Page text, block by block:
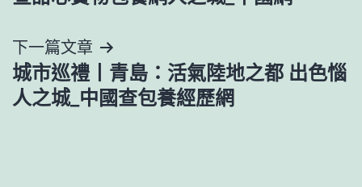
覽
下一篇文章
城市巡禮丨青島：活氣陸地之都 出色惱
人之城_中國查包養經歷網